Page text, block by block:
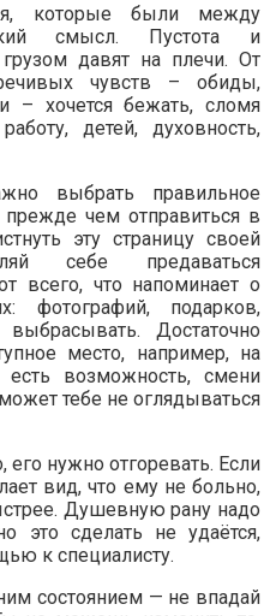
которые были между
смысл. Пустота и
давят на плечи. От
чувств – обиды,
– хочется бежать, сломя
детей, духовность,
выбрать правильное
чем отправиться в
эту страницу своей
себе предаваться
всего, что напоминает о
фотографий, подарков,
Достаточно
место, например, на
возможность, смени
тебе не оглядываться
нужно отгоревать. Если
вид, что ему не больно,
Душевную рану надо
это сделать не удаётся,
к специалисту.
состоянием — не впадай